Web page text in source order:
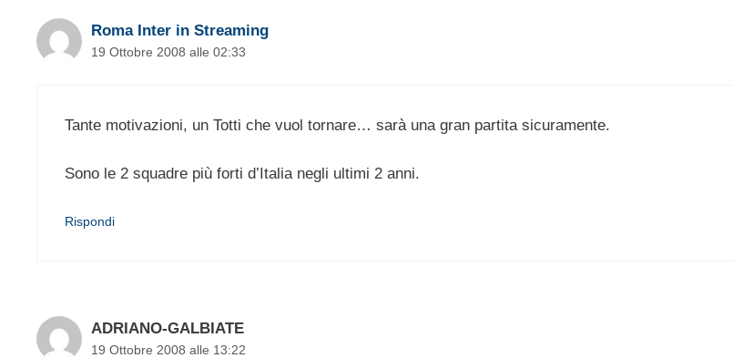
Roma Inter in Streaming
19 Ottobre 2008 alle 02:33
Tante motivazioni, un Totti che vuol tornare… sarà una gran partita sicuramente.
Sono le 2 squadre più forti d’Italia negli ultimi 2 anni.
Rispondi
ADRIANO-GALBIATE
19 Ottobre 2008 alle 13:22